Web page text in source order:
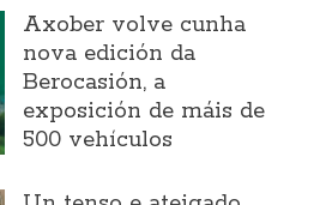
Axober volve cunha
nova edición da
Berocasión, a
exposición de máis de
500 vehículos